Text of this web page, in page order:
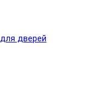
дверей